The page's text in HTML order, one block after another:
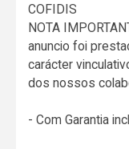
COFIDIS
NOTA
anuncio foi
carácter
dos nossos
- Com Garantia